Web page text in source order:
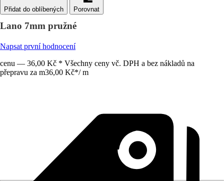
Porovnat
Lano 7mm pružné
Napsat první hodnocení
cenu — 36,00 Kč * Všechny ceny vč. DPH a bez nákladů na
přepravu za m36,00 Kč*/ m